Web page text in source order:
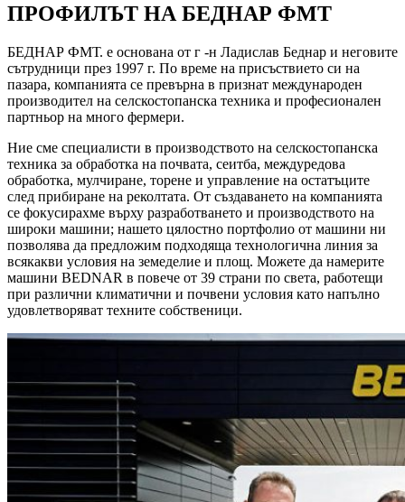
ПРОФИЛЪТ НА БЕДНАР ФМТ
БЕДНАР ФМТ. е основана от г -н Ладислав Беднар и неговите
сътрудници през 1997 г. По време на присъствието си на
пазара, компанията се превърна в признат международен
производител на селскостопанска техника и професионален
партньор на много фермери.
Ние сме специалисти в производството на селскостопанска
техника за обработка на почвата, сеитба, междуредова
обработка, мулчиране, торене и управление на остатъците
след прибиране на реколтата. От създаването на компанията
се фокусирахме върху разработването и производството на
широки машини; нашето цялостно портфолио от машини ни
позволява да предложим подходяща технологична линия за
всякакви условия на земеделие и площ. Можете да намерите
машини BEDNAR в повече от 39 страни по света, работещи
при различни климатични и почвени условия като напълно
удовлетворяват техните собственици.